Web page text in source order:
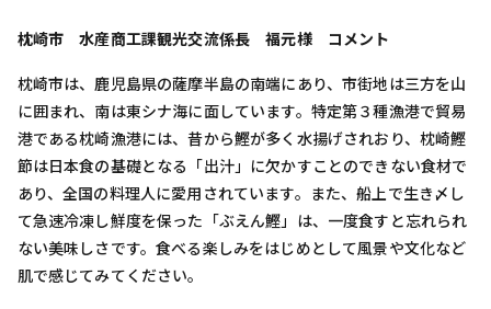
枕崎市 水産商工課観光交流係長 福元様 コメント
枕崎市は、鹿児島県の薩摩半島の南端にあり、市街地は三方を山
に囲まれ、南は東シナ海に面しています。特定第３種漁港で貿易
港である枕崎漁港には、昔から鰹が多く水揚げされおり、枕崎鰹
節は日本食の基礎となる「出汁」に欠かすことのできない食材で
あり、全国の料理人に愛用されています。また、船上で生き〆し
て急速冷凍し鮮度を保った「ぶえん鰹」は、一度食すと忘れられ
ない美味しさです。食べる楽しみをはじめとして風景や文化など
肌で感じてみてください。